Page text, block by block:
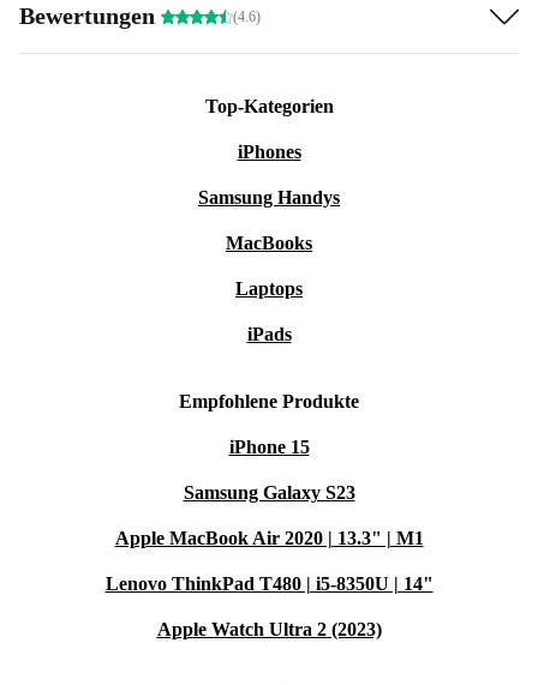
Bewertungen (4.6)
Top-Kategorien
iPhones
Samsung Handys
MacBooks
Laptops
iPads
Empfohlene Produkte
iPhone 15
Samsung Galaxy S23
Apple MacBook Air 2020 | 13.3" | M1
Lenovo ThinkPad T480 | i5-8350U | 14"
Apple Watch Ultra 2 (2023)